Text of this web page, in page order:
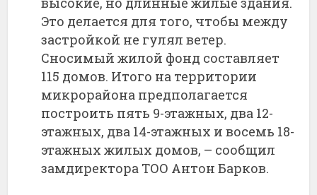
Это делается для того, чтобы между
застройкой не гулял ветер.
Сносимый жилой фонд составляет
115 домов. Итого на территории
микрорайона предполагается
построить пять 9-этажных, два 12-
этажных, два 14-этажных и восемь 18-
этажных жилых домов, – сообщил
замдиректора ТОО Антон Барков.